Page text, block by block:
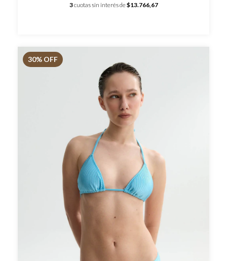
3cuotas sin interés de$13.766,67
30% OFF